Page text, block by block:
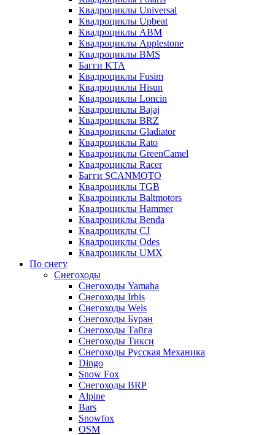
Квадроциклы Universal
Квадроциклы Upbeat
Квадроциклы ABM
Квадроциклы Applestone
Квадроциклы BMS
Багги KTA
Квадроциклы Fusim
Квадроциклы Hisun
Квадроциклы Loncin
Квадроциклы Bajaj
Квадроциклы BRZ
Квадроциклы Gladiator
Квадроциклы Rato
Квадроциклы GreenCamel
Квадроциклы Racer
Багги SCANMOTO
Квадроциклы TGB
Квадроциклы Baltmotors
Квадроциклы Hammer
Квадроциклы Benda
Квадроциклы CJ
Квадроциклы Odes
Квадроциклы UMX
По снегу
Снегоходы
Снегоходы Yamaha
Снегоходы Irbis
Снегоходы Wels
Снегоходы Буран
Снегоходы Тайга
Снегоходы Тикси
Снегоходы Русская Механика
Dingo
Snow Fox
Снегоходы BRP
Alpine
Bars
Snowfox
OSM